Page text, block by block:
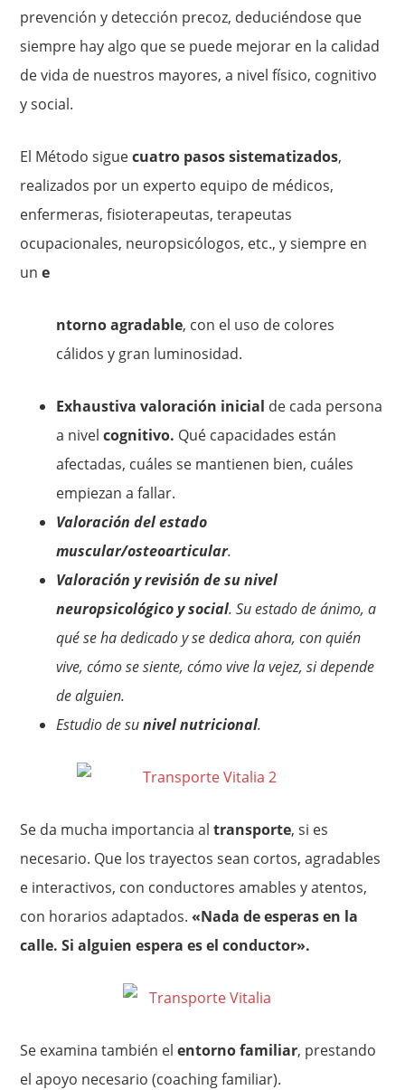
prevención y detección precoz, deduciéndose que
siempre hay algo que se puede mejorar en la calidad
de vida de nuestros mayores, a nivel físico, cognitivo
y social.
El Método siguecuatro pasos sistematizados,
realizados por un experto equipo de médicos,
enfermeras, fisioterapeutas, terapeutas
ocupacionales, neuropsicólogos, etc., y siempre en
une
ntorno agradable, con el uso de colores
cálidos y gran luminosidad.
Exhaustiva valoración inicial de cada persona
a nivelcognitivo. Qué capacidades están
afectadas, cuáles se mantienen bien, cuáles
empiezan a fallar.
Valoración del estado
muscular/osteoarticular.
Valoración y revisión de su nivel
neuropsicológico y social. Su estado de ánimo, a
qué se ha dedicado y se dedica ahora, con quién
vive, cómo se siente, cómo vive la vejez, si depende
de alguien.
Estudio de sunivel nutricional.
Se da mucha importancia altransporte, si es
necesario. Que los trayectos sean cortos, agradables
e interactivos, con conductores amables y atentos,
con horarios adaptados.«Nada de esperas en la
calle. Si alguien espera es el conductor».
Se examina también elentorno familiar, prestando
el apoyo necesario (coaching familiar).